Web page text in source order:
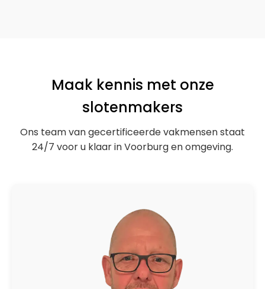
Maak kennis met onze
slotenmakers
Ons team van gecertificeerde vakmensen staat
24/7 voor u klaar in Voorburg en omgeving.